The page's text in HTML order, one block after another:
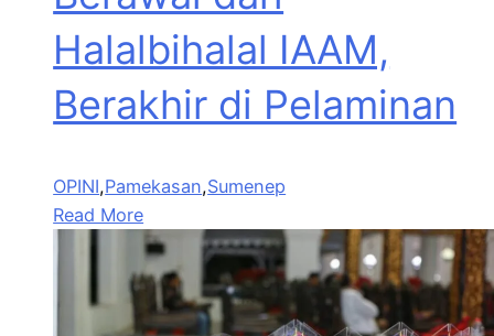
Halalbihalal IAAM,
Berakhir di Pelaminan
OPINI,Pamekasan,Sumenep
Read More